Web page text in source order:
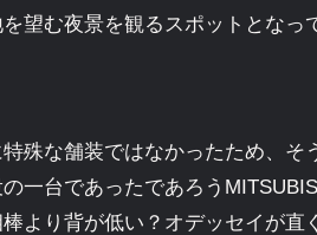
望む夜景を観るスポットとなっ
殊な舗装ではなかったため、
一台であったであろう
より背が低い？オデッセイが直